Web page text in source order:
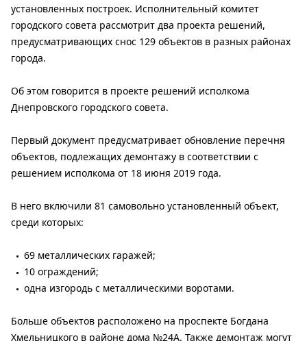
установленных построек. Исполнительный комитет
городского совета рассмотрит два проекта решений,
предусматривающих снос 129 объектов в разных районах
города.
Об этом говорится в проекте решений исполкома
Днепровского городского совета.
Первый документ предусматривает обновление перечня
объектов, подлежащих демонтажу в соответствии с
решением исполкома от 18 июня 2019 года.
В него включили 81 самовольно установленный объект,
среди которых:
69 металлических гаражей;
10 ограждений;
одна изгородь с металлическими воротами.
Больше объектов расположено на проспекте Богдана
Хмельницкого в районе дома №24А. Также демонтаж могут